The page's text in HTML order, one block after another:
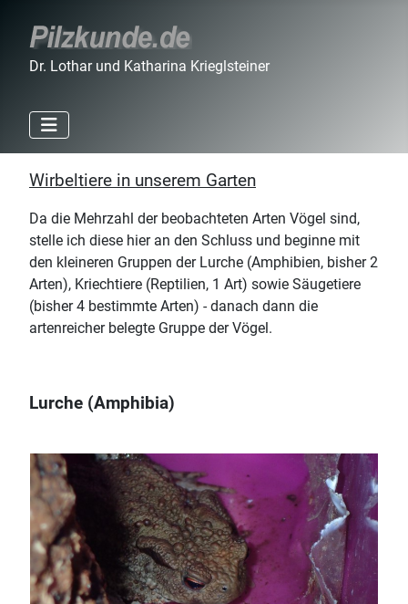
Dr. Lothar und Katharina Krieglsteiner
Wirbeltiere in unserem Garten
Da die Mehrzahl der beobachteten Arten Vögel sind,
stelle ich diese hier an den Schluss und beginne mit
den kleineren Gruppen der Lurche (Amphibien, bisher 2
Arten), Kriechtiere (Reptilien, 1 Art) sowie Säugetiere
(bisher 4 bestimmte Arten) - danach dann die
artenreicher belegte Gruppe der Vögel.
Lurche (Amphibia)